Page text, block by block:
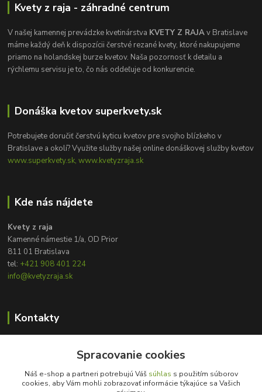
Kvety z raja - záhradné centrum
V našej kamennej prevádzke kvetinárstva KVETY Z RAJAv Bratislave
máme každý deň k dispozícii čerstvé rezané kvety, ktoré nakupujeme
priamo na holandskej burze kvetov. Naša pozornosť k detailu a
rýchlemu servisu je to, čo nás oddeľuje od konkurencie.
Donáška kvetov superkvety.sk
Potrebujete doručiť čerstvú kyticu kvetov pre svojho blízkeho v
Bratislave a okolí? Využite služby našej online donáškovej služby kvetov
www.superkvety.sk, www.kvetyzraja.sk
Kde nás nájdete
Kvety z raja
Kamenné námestie 1/a, OD Prior
811 01 Bratislava
tel: +421 908 401 224
info@kvetyzraja.sk
Kontakty
+421 908 401 224
info@kvetyzraja.sk
Spracovanie cookies
Náš e-shop a partneri potrebujú Váš súhlas s použitím súborov
cookies, aby Vám mohli zobrazovať informácie týkajúce sa Vašich